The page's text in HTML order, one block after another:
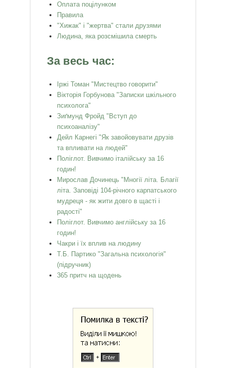
Оплата поцілунком
Правила
"Хижак" і "жертва" стали друзями
Людина, яка розсмішила смерть
За весь час:
Іржі Томан "Мистецтво говорити"
Вікторія Горбунова "Записки шкільного
психолога"
Зиґмунд Фройд "Вступ до
психоаналізу"
Дейл Карнегі "Як завойовувати друзів
та впливати на людей"
Поліглот. Вивчимо італійську за 16
годин!
Мирослав Дочинець "Многії літа. Благії
літа. Заповіді 104-річного карпатського
мудреця - як жити довго в щасті і
радості"
Поліглот. Вивчимо англійську за 16
годин!
Чакри і їх вплив на людину
Т.Б. Партико "Загальна психологія"
(підручник)
365 притч на щодень